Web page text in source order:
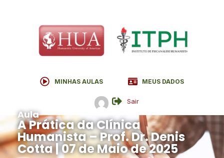
MINHAS AULAS MEUS DADOS
Sair
Aula
A Prática da Clínica
Humanista – Prof. Dr. Denis
Cotta | 07 de Maio de 2025